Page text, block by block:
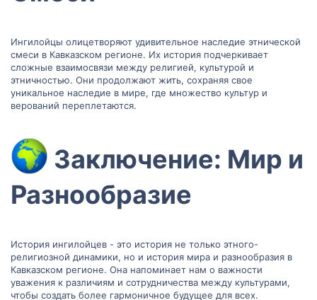
Ингилойцы олицетворяют удивительное наследие этнической
смеси в Кавказском регионе. Их история подчеркивает
сложные взаимосвязи между религией, культурой и
этничностью. Они продолжают жить, сохраняя свое
уникальное наследие в мире, где множество культур и
верований переплетаются.
Заключение: Мир и
Разнообразие​
История ингилойцев - это история не только этного-
религиозной динамики, но и история мира и разнообразия в
Кавказском регионе. Она напоминает нам о важности
уважения к различиям и сотрудничества между культурами,
чтобы создать более гармоничное будущее для всех.